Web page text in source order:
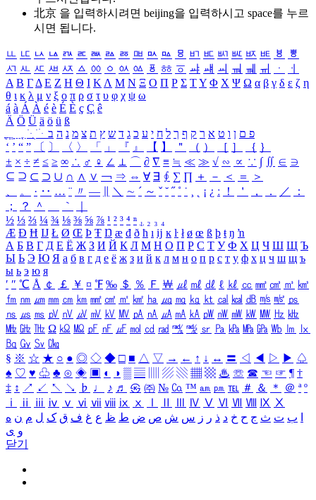
北京 을 입력하시려면 beijing을 입력하시고 space를 누르
시면 됩니다.
ㅥ ㅦ ㅧ ㅨ ㅩ ㅪ ㅫ ㅬ ㅭ ㅮ ㅯ ㅰ ㅱ ㅲ ㅳ ㅴ ㅵ ㅶ ㅷ ㅸ
ㅹ
ㅺ ㅻ ㅼ ㅽ ㅾ ㅿ ㆀ ㆁ ㆂ ㆃ ㆄ ㆅ ㆆ ㆇ ㆈ ㆉ ㆊ ㆋ ㆌ ㆍ
ㆎ
Α Β ΓΔ Ε Ζ Η Θ Ι ΚΛ Μ Ν Ξ Ο Π Ρ Σ ΤΥ Φ Χ Ψ Ω α β γ δ ε ζ η
θ ι κ λ μ ν ξ ο π ρ σ τ υ φ χ ψ ω
á à Á À é è É È ç Ç ê
Ä Ö Ü ä ö ü ß
ִֶֹ ֻּ ׁׂ פ ם ן ו ט א ר ק ף ך ל ח י ע כ ג ד ש ץ ת צ מ נ ה ב
‘ ’ “ ” 〔 〕 〈 〉 「 」 『 』 【 】 ＂ （ ） ［ ］ ｛ ｝
± × ÷ ≠ ≤ ≥ ∞ ∴ ♂ ♀ ∠ ⊥ ⌒ ∂ ∇ ≡ ≒ ≪ ≫ √ ∽ ∝ ∵ ∫ ∬ ∈ ∋
⊆ ⊇ ⊂ ⊃ ∪ ∩ ∧ ∨ ￢ ⇒ ⇔ ∀ ∃ ∮ ∑ ∏ ＋ － ＜ ＝
＞
、
。 · ‥ … ¨ 〃 ― ＼ ∼ ´ ～ ˇ ˘ ˝ ˚ ˙ ¸ ¡ ¿ ː ！ ＇ ， ． ／
：
；
？ ＾ ｀
½ ⅓ ⅔ ¼ ¾ ⅛ ⅜ ⅝ ⅞ ¹ ² ³ ⁴ ⁿ ₁ ₂ ₃ ₄
Æ Ð Ħ Ĳ Ł Ø Œ Þ Ŧ Ŋ æ đ ð ħ ı ĳ ĸ ŀ ł ø œ ß þ ŧ ŋ ŉ
А Б В Г Д Е Ё Ж З И Й К Л М Н О П Р С Т У Ф Х Ц Ч Ш Щ Ъ
Ы Ь Э Ю Я а б в г д е ё ж з и й к л м н о п р с т у ф х ц ч ш щ ъ
ы ь э ю я
′ ″ ℃ Å ￠ ￡ ￥ ¤ ℉ ‰ ＄ ％ Ｆ ￦ ㎕ ㎖ ㎗ ℓ ㎘ ㏄ ㎣ ㎤ ㎥ ㎦
㎙ ㎚ ㎛ ㎜ ㎝ ㎞ ㎟ ㎠ ㎡ ㎢ ㏊ ㎍ ㎎ ㎏ ㏏ ㎈ ㎉ ㏈ ㎧ ㎨ ㎰
㎱ ㎲ ㎳ ㎴ ㎵ ㎶ ㎷ ㎸ ㎹ ㎀ ㎁ ㎂ ㎃ ㎄ ㎺ ㎻ ㎽ ㎾ ㎿ ㎐ ㎑
㎒ ㎓ ㎔ Ω ㏀ ㏁ ㎊ ㎋ ㎌ ㏖ ㏅ ㎭ ㎮ ㎯ ㏛ ㎩ ㎪ ㎫ ㎬ ㏝ ㏐
㏓
㏃ ㏉ ㏜ ㏆
§ ※ ☆ ★ ○ ● ◎ ◇ ◆ □ ■ △ ▽ → ← ↑ ↓ ↔ 〓 ◁ ◀ ▷ ▶ ♤
♠ ♡ ♥ ♧ ♣ ⊙ ◈ ▣ ◐ ◑ ▒ ▤ ▨ ▧ ▦ ▩ ♨ ☏ ☎ ☜ ☞ ¶ †
‡ ↕ ↗ ↙ ↖ ↘ ♭ ♩ ♪ ♬ ㉿ ㈜ № ㏇ ™ ㏂ ㏘ ℡ ＃ ＆ ＊ ＠ ª º
ⅰ
ⅱ ⅲ ⅳ ⅴ ⅵ ⅶ ⅷ ⅸ ⅹ Ⅳ Ⅴ Ⅵ Ⅶ Ⅷ Ⅸ Ⅹ
ب ت ث ج ح خ د ذ ر ز س ش ص ض ط ظ ع غ ف ق ک ل م ن ه
و ی
닫기